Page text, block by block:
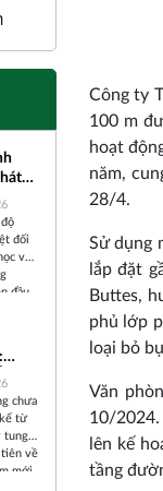
đối
và
đầu
và
phát
nhỏ
chưa
từ
tung
tiên về
mới
Công ty
100 m
hoạt
năm,
28/4.
Sử dụng
lắp đặt
Buttes,
phủ lớp
loại bỏ
Văn
10/2024.
lên kế
tầng